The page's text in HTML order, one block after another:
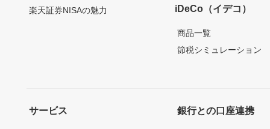
楽天証券NISAの魅力
iDeCo（イデコ）
商品一覧
節税シミュレーション
サービス 銀行との口座連携